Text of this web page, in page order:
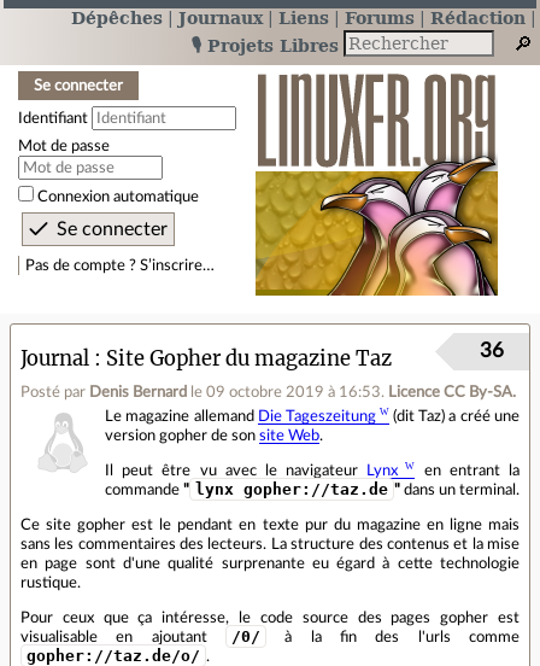
Dépêches Journaux Liens Forums
Rédaction
🎙️ Projets Libres
Se connecter
Identifiant
Mot de passe
Connexion automatique
Pas de compte ? S’inscrire…
Journal Site Gopher du magazine Taz
Posté par Denis Bernard le 09 octobre 2019 à 16:53. Licence CC By‑SA.
36
Le magazine allemand Die Tageszeitung
(dit Taz) a créé une
version gopher de son site Web.
Il peut être vu avec le navigateur Lynx
en entrant la
commande " lynx gopher://taz.de " dans un terminal.
Ce site gopher est le pendant en texte pur du magazine en ligne mais
sans les commentaires des lecteurs. La structure des contenus et la mise
en page sont d'une qualité surprenante eu égard à cette technologie
rustique.
Pour ceux que ça intéresse, le code source des pages gopher est
visualisable en ajoutant
/0/ à la fin des l'urls comme
gopher://taz.de/o/ .